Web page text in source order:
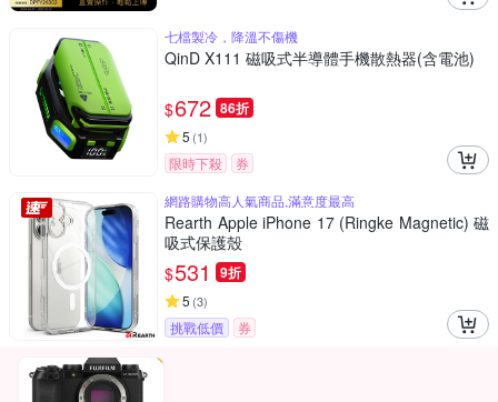
七檔製冷，降溫不傷機
QinD X111 磁吸式半導體手機散熱器(含電池)
$672 86折
5 (1)
限時下殺
券
網路購物高人氣商品,滿意度最高
Rearth Apple iPhone 17 (Ringke Magnetic) 磁
吸式保護殼
$531 9折
5 (3)
挑戰低價 券